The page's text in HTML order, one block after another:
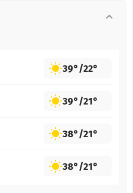
39°/22°
39°/21°
38°/21°
38°/21°